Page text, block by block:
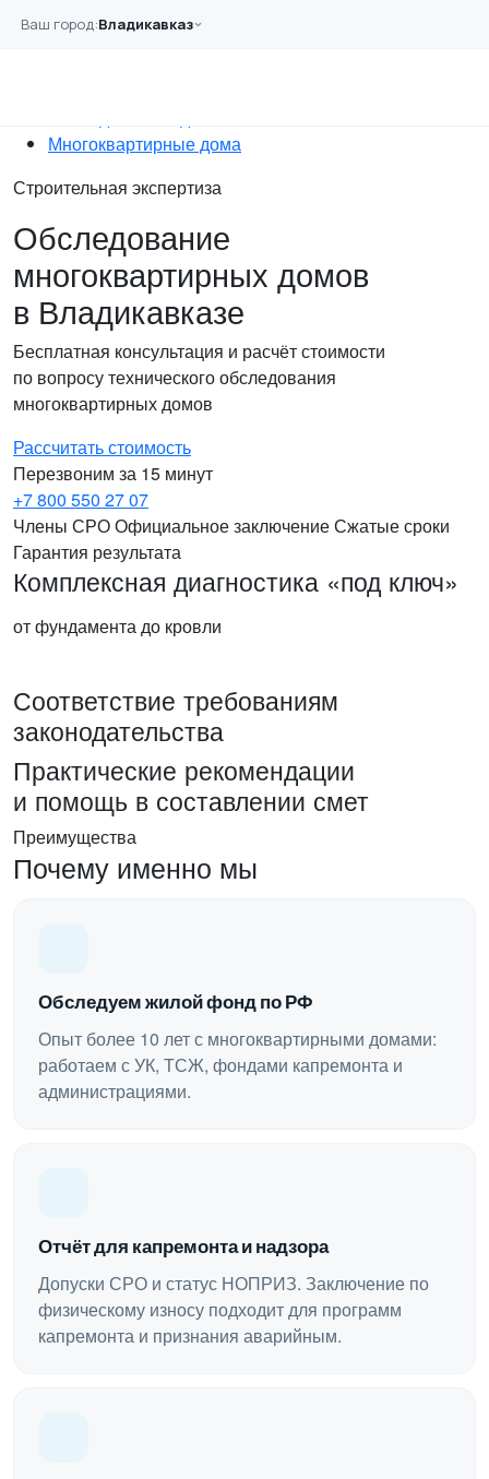
Ваш город:Владикавказ
Главная
Многоквартирные дома
Строительная экспертиза
Обследование
многоквартирных домов
в Владикавказе
Бесплатная консультация и расчёт стоимости
по вопросу технического обследования
многоквартирных домов
Рассчитать стоимость
Перезвоним за 15 минут
+7 800 550 27 07
Члены СРООфициальное заключениеСжатые сроки
Гарантия результата
Комплексная диагностика «под ключ»
от фундамента до кровли
Соответствие требованиям
законодательства
Практические рекомендации
и помощь в составлении смет
Преимущества
Почему именно мы
Обследуем жилой фонд по РФ
Опыт более 10 лет с многоквартирными домами:
работаем с УК, ТСЖ, фондами капремонта и
администрациями.
Отчёт для капремонта и надзора
Допуски СРО и статус НОПРИЗ. Заключение по
физическому износу подходит для программ
капремонта и признания аварийным.